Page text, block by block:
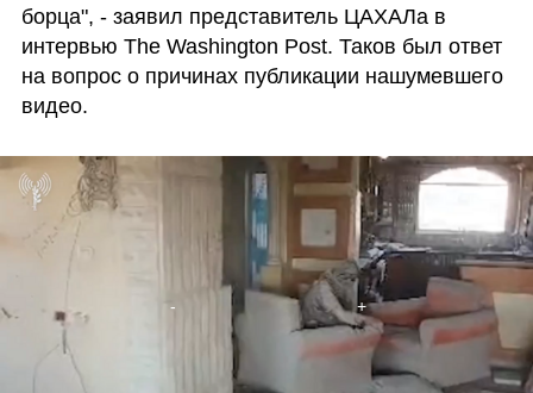
борца", - заявил представитель ЦАХАЛа в
интервью The Washington Post. Таков был ответ
на вопрос о причинах публикации нашумевшего
видео.